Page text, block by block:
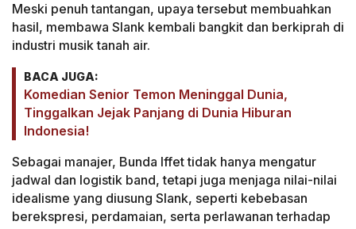
Meski penuh tantangan, upaya tersebut membuahkan
hasil, membawa Slank kembali bangkit dan berkiprah di
industri musik tanah air.
BACA JUGA:
Komedian Senior Temon Meninggal Dunia,
Tinggalkan Jejak Panjang di Dunia Hiburan
Indonesia!
Sebagai manajer, Bunda Iffet tidak hanya mengatur
jadwal dan logistik band, tetapi juga menjaga nilai-nilai
idealisme yang diusung Slank, seperti kebebasan
berekspresi, perdamaian, serta perlawanan terhadap